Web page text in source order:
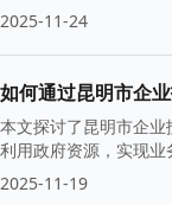
2025-11-24
如何通过昆明市企
本文探讨了昆明市企
利用政府资源，实现
2025-11-19